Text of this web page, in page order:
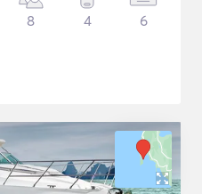
8 4 6